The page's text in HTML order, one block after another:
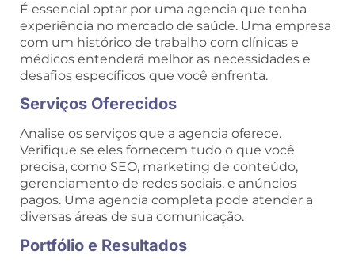
É essencial optar por uma agencia que tenha
experiência no mercado de saúde. Uma empresa
com um histórico de trabalho com clínicas e
médicos entenderá melhor as necessidades e
desafios específicos que você enfrenta.
Serviços Oferecidos
Analise os serviços que a agencia oferece.
Verifique se eles fornecem tudo o que você
precisa, como SEO, marketing de conteúdo,
gerenciamento de redes sociais, e anúncios
pagos. Uma agencia completa pode atender a
diversas áreas de sua comunicação.
Portfólio e Resultados